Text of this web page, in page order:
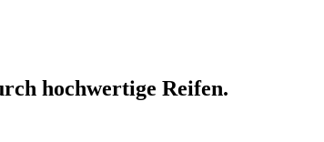
hochwertige Reifen.